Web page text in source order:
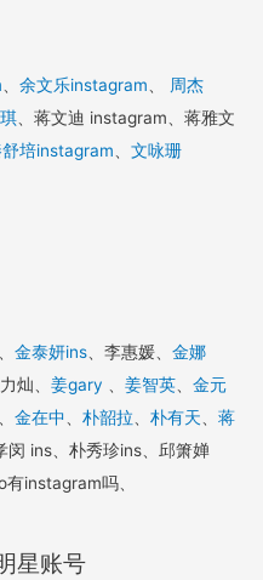
、余文乐instagram
周杰
、蒋文迪 instagram、蒋雅文
培instagram 、文咏珊
金泰妍ins 、李惠媛、金娜
力灿、姜gary 、姜智英 、金元
、金在中 、朴韶拉 、朴有天 、蒋
闵 ins、朴秀珍ins、邱箫婵
instagram吗、
星账号